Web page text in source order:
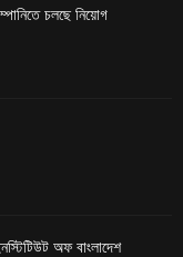
চলছে নিয়োগ
অফ বাংলাদেশ